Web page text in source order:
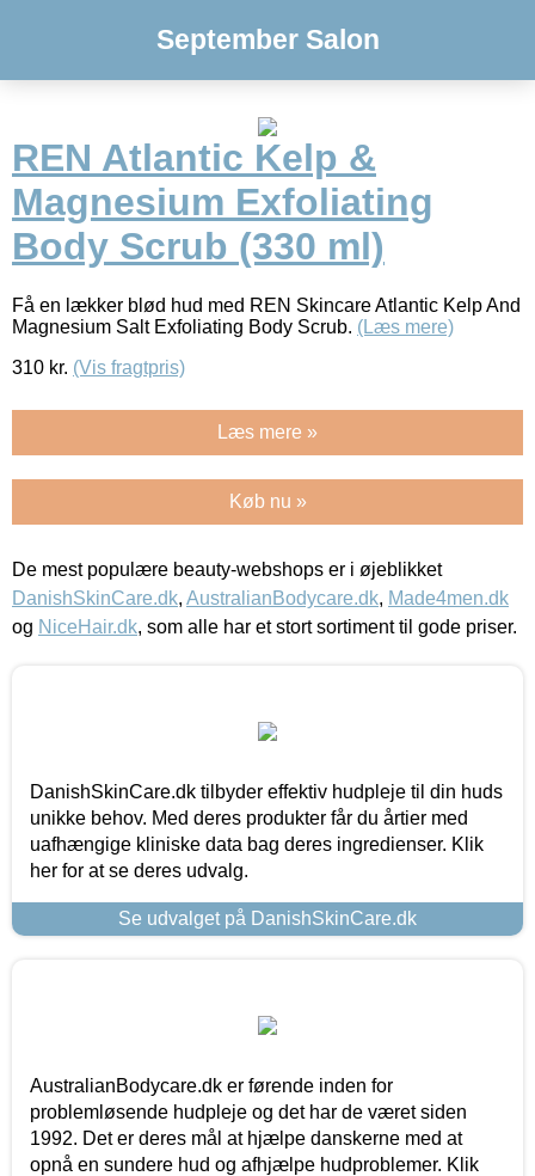
September Salon
REN Atlantic Kelp &
Magnesium Exfoliating
Body Scrub (330 ml)
Få en lækker blød hud med REN Skincare Atlantic Kelp And
Magnesium Salt Exfoliating Body Scrub. (Læs mere)
310 kr. (Vis fragtpris)
Læs mere »
Køb nu »
De mest populære beauty-webshops er i øjeblikket
DanishSkinCare.dk, AustralianBodycare.dk, Made4men.dk
og NiceHair.dk, som alle har et stort sortiment til gode priser.
DanishSkinCare.dk tilbyder effektiv hudpleje til din huds
unikke behov. Med deres produkter får du årtier med
uafhængige kliniske data bag deres ingredienser. Klik
her for at se deres udvalg.
Se udvalget på DanishSkinCare.dk
AustralianBodycare.dk er førende inden for
problemløsende hudpleje og det har de været siden
1992. Det er deres mål at hjælpe danskerne med at
opnå en sundere hud og afhjælpe hudproblemer. Klik